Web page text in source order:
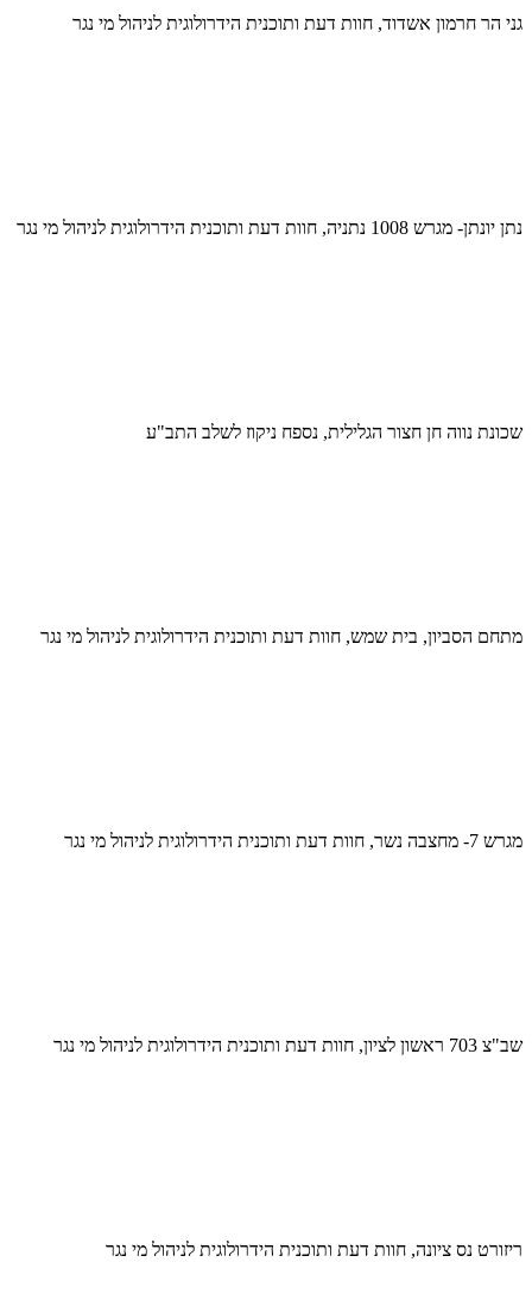
גני הר חרמון אשדוד, חוות דעת ותוכנית הידרולוגית לניהול מי נגר
נתן יונתן- מגרש 1008 נתניה, חוות דעת ותוכנית הידרולוגית לניהול מי נגר
שכונת נווה חן חצור הגלילית, נספח ניקוז לשלב התב"ע
מתחם הסביון, בית שמש, חוות דעת ותוכנית הידרולוגית לניהול מי נגר
מגרש 7- מחצבה נשר, חוות דעת ותוכנית הידרולוגית לניהול מי נגר
שב"צ 703 ראשון לציון, חוות דעת ותוכנית הידרולוגית לניהול מי נגר
ריזורט נס ציונה, חוות דעת ותוכנית הידרולוגית לניהול מי נגר